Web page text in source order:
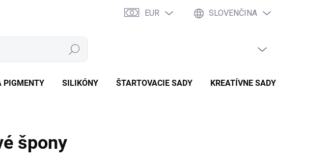
EUR SLOVENČINA
Hľadať
PIGMENTY SILIKÓNY ŠTARTOVACIE SADY KREATÍVNE SADY
špony